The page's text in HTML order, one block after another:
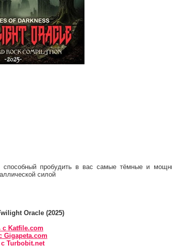
способный пробудить в вас самые тёмные и
силой
Oracle (2025)
с Katfile.com
Gigapeta.com
Turbobit.net